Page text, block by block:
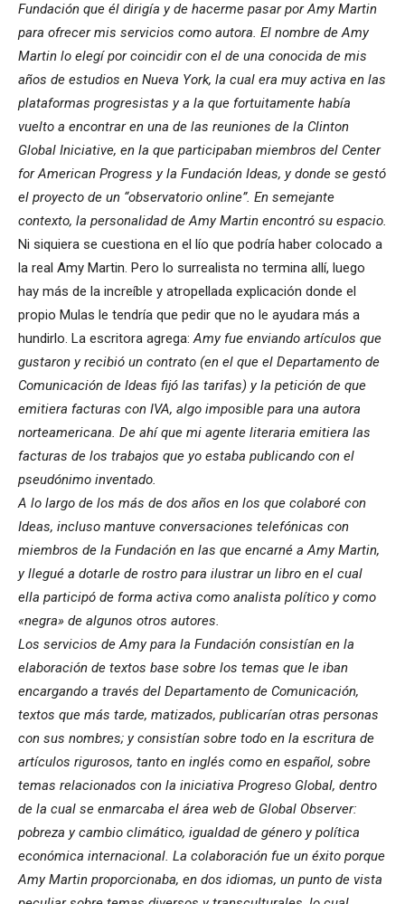
Fundación que él dirigía y de hacerme pasar por Amy Martin
para ofrecer mis servicios como autora. El nombre de Amy
Martin lo elegí por coincidir con el de una conocida de mis
años de estudios en Nueva York, la cual era muy activa en las
plataformas progresistas y a la que fortuitamente había
vuelto a encontrar en una de las reuniones de la Clinton
Global Iniciative, en la que participaban miembros del Center
for American Progress y la Fundación Ideas, y donde se gestó
el proyecto de un “observatorio online”. En semejante
contexto, la personalidad de Amy Martin encontró su espacio.
Ni siquiera se cuestiona en el lío que podría haber colocado a
la real Amy Martin. Pero lo surrealista no termina allí, luego
hay más de la increíble y atropellada explicación donde el
propio Mulas le tendría que pedir que no le ayudara más a
hundirlo. La escritora agrega:Amy fue enviando artículos que
gustaron y recibió un contrato (en el que el Departamento de
Comunicación de Ideas fijó las tarifas) y la petición de que
emitiera facturas con IVA, algo imposible para una autora
norteamericana. De ahí que mi agente literaria emitiera las
facturas de los trabajos que yo estaba publicando con el
pseudónimo inventado.
A lo largo de los más de dos años en los que colaboré con
Ideas, incluso mantuve conversaciones telefónicas con
miembros de la Fundación en las que encarné a Amy Martin,
y llegué a dotarle de rostro para ilustrar un libro en el cual
ella participó de forma activa como analista político y como
«negra» de algunos otros autores.
Los servicios de Amy para la Fundación consistían en la
elaboración de textos base sobre los temas que le iban
encargando a través del Departamento de Comunicación,
textos que más tarde, matizados, publicarían otras personas
con sus nombres; y consistían sobre todo en la escritura de
artículos rigurosos, tanto en inglés como en español, sobre
temas relacionados con la iniciativa Progreso Global, dentro
de la cual se enmarcaba el área web de Global Observer:
pobreza y cambio climático, igualdad de género y política
económica internacional. La colaboración fue un éxito porque
Amy Martin proporcionaba, en dos idiomas, un punto de vista